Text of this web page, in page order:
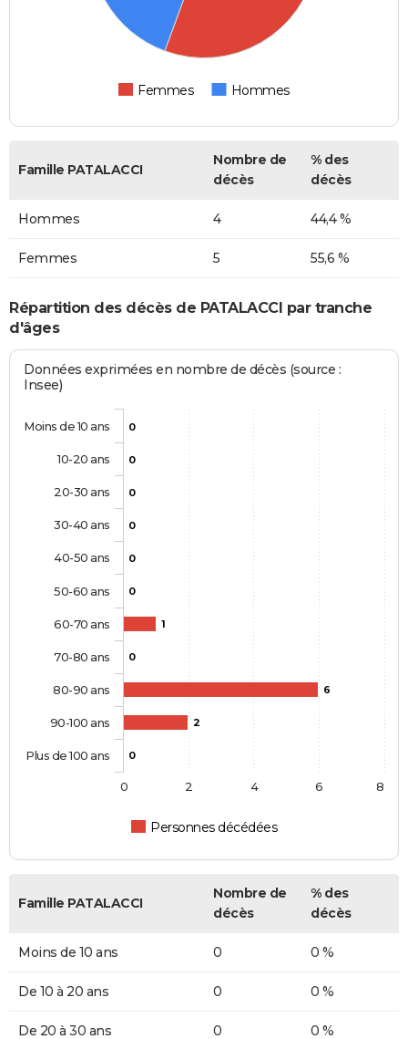
Femmes Hommes
Famille PATALACCI
Nombre de
décès
% des
décès
Hommes 4 44,4 %
Femmes 5 55,6 %
Répartition des décès de PATALACCI par tranche
d'âges
Données exprimées en nombre de décès (source :
Insee)
0
0
0
0
0
0
1
0
6
2
0
Personnes décédées
Moins de 10 ans
10-20 ans
20-30 ans
30-40 ans
40-50 ans
50-60 ans
60-70 ans
70-80 ans
80-90 ans
90-100 ans
Plus de 100 ans
0 2 4 6 8
Famille PATALACCI
Nombre de
décès
% des
décès
Moins de 10 ans 0 0 %
De 10 à 20 ans 0 0 %
De 20 à 30 ans 0 0 %